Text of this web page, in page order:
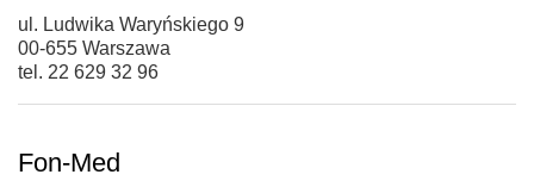
ul. Ludwika Waryńskiego 9
00-655 Warszawa
tel. 22 629 32 96
Fon-Med